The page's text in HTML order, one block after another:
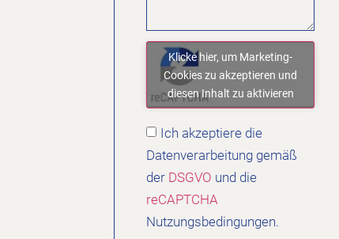
Klicke hier, um Marketing-
Cookies zu akzeptieren und
diesen Inhalt zu aktivieren
Ich akzeptiere die
Datenverarbeitung gemäß
der DSGVO und die
reCAPTCHA
Nutzungsbedingungen.